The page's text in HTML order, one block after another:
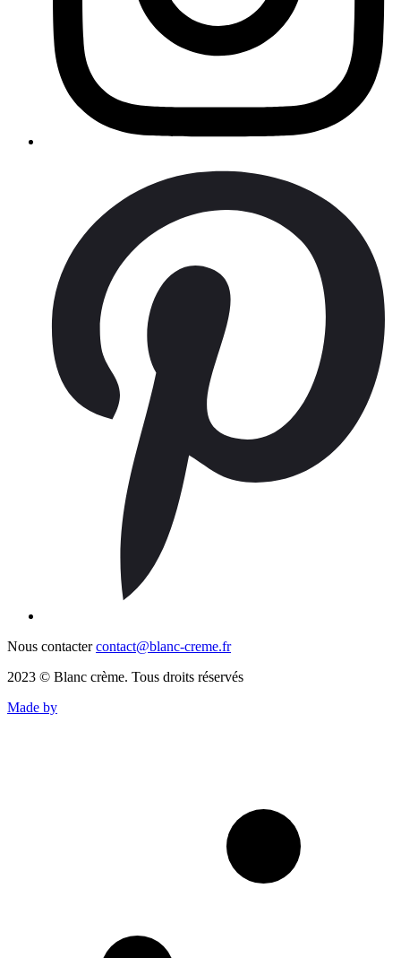
Nous contacter contact@blanc-creme.fr
2023 © Blanc crème. Tous droits réservés
Made by